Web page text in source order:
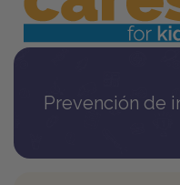
Prevención de